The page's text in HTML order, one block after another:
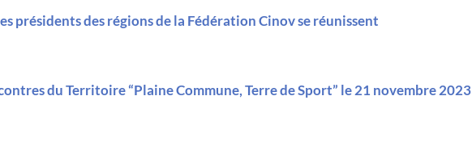
présidents des régions de la Fédération Cinov se réunissent
du Territoire “Plaine Commune, Terre de Sport” le 21 novembre 2023